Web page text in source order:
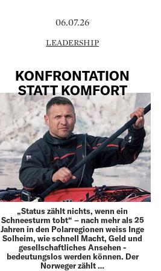
06.07.26
LEADERSHIP
KONFRONTATION
STATT KOMFORT
„Status zählt nichts, wenn ein
Schneesturm tobt“ – nach mehr als 25
Jahren in den Polarregionen weiss Inge
Solheim, wie schnell Macht, Geld und
gesellschaftliches Ansehen ­
bedeutungslos werden können. Der
Norweger zählt …